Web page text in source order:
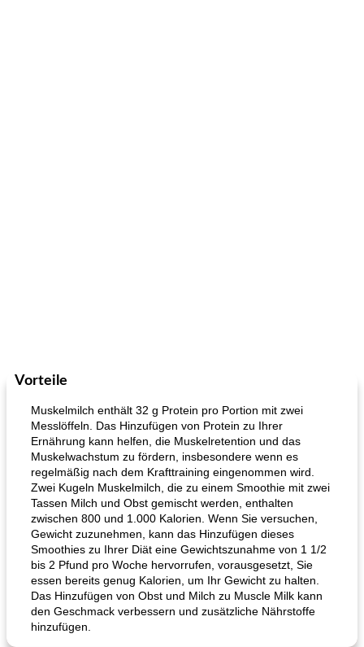
Vorteile
Muskelmilch enthält 32 g Protein pro Portion mit zwei
Messlöffeln. Das Hinzufügen von Protein zu Ihrer
Ernährung kann helfen, die Muskelretention und das
Muskelwachstum zu fördern, insbesondere wenn es
regelmäßig nach dem Krafttraining eingenommen wird.
Zwei Kugeln Muskelmilch, die zu einem Smoothie mit zwei
Tassen Milch und Obst gemischt werden, enthalten
zwischen 800 und 1.000 Kalorien. Wenn Sie versuchen,
Gewicht zuzunehmen, kann das Hinzufügen dieses
Smoothies zu Ihrer Diät eine Gewichtszunahme von 1 1/2
bis 2 Pfund pro Woche hervorrufen, vorausgesetzt, Sie
essen bereits genug Kalorien, um Ihr Gewicht zu halten.
Das Hinzufügen von Obst und Milch zu Muscle Milk kann
den Geschmack verbessern und zusätzliche Nährstoffe
hinzufügen.